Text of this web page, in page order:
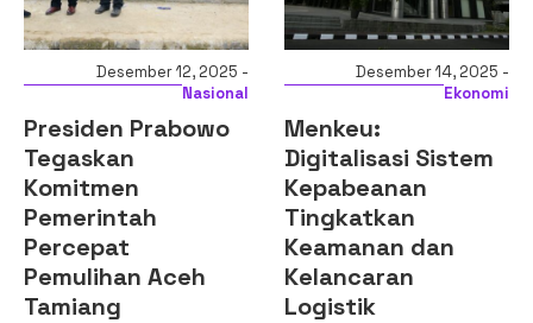
Desember 12, 2025 -
Nasional
Presiden Prabowo
Tegaskan
Komitmen
Pemerintah
Percepat
Pemulihan Aceh
Tamiang
Desember 14, 2025 -
Ekonomi
Menkeu:
Digitalisasi Sistem
Kepabeanan
Tingkatkan
Keamanan dan
Kelancaran
Logistik